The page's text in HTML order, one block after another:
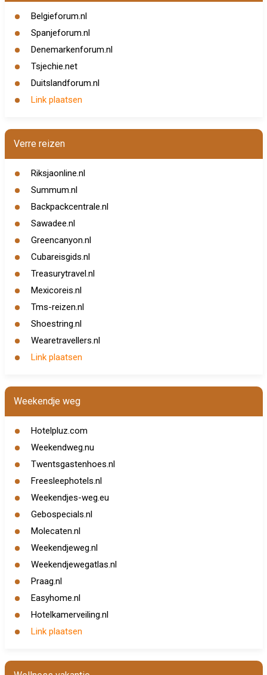
Belgieforum.nl
Spanjeforum.nl
Denemarkenforum.nl
Tsjechie.net
Duitslandforum.nl
Link plaatsen
Verre reizen
Riksjaonline.nl
Summum.nl
Backpackcentrale.nl
Sawadee.nl
Greencanyon.nl
Cubareisgids.nl
Treasurytravel.nl
Mexicoreis.nl
Tms-reizen.nl
Shoestring.nl
Wearetravellers.nl
Link plaatsen
Weekendje weg
Hotelpluz.com
Weekendweg.nu
Twentsgastenhoes.nl
Freesleephotels.nl
Weekendjes-weg.eu
Gebospecials.nl
Molecaten.nl
Weekendjeweg.nl
Weekendjewegatlas.nl
Praag.nl
Easyhome.nl
Hotelkamerveiling.nl
Link plaatsen